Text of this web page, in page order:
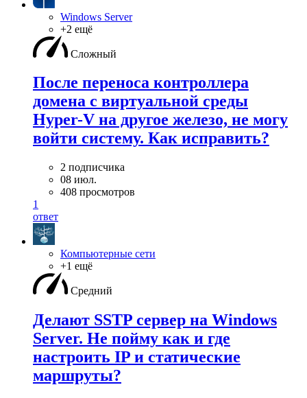
Windows Server
+2 ещё
Сложный
После переноса контроллера
домена с виртуальной среды
Hyper-V на другое железо, не могу
войти систему. Как исправить?
2 подписчика
08 июл.
408 просмотров
1
ответ
Компьютерные сети
+1 ещё
Средний
Делают SSTP сервер на Windows
Server. Не пойму как и где
настроить IP и статические
маршруты?